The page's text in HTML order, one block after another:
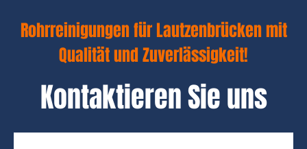
Rohrreinigungen für Lautzenbrücken mit
Qualität und Zuverlässigkeit!
Kontaktieren Sie uns